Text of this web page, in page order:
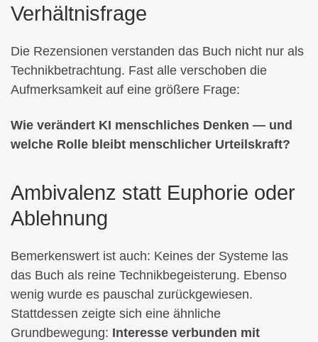
Verhältnisfrage
Die Rezensionen verstanden das Buch nicht nur als
Technikbetrachtung. Fast alle verschoben die
Aufmerksamkeit auf eine größere Frage:
Wie verändert KI menschliches Denken — und
welche Rolle bleibt menschlicher Urteilskraft?
Ambivalenz statt Euphorie oder
Ablehnung
Bemerkenswert ist auch: Keines der Systeme las
das Buch als reine Technikbegeisterung. Ebenso
wenig wurde es pauschal zurückgewiesen.
Stattdessen zeigte sich eine ähnliche
Grundbewegung: Interesse verbunden mit